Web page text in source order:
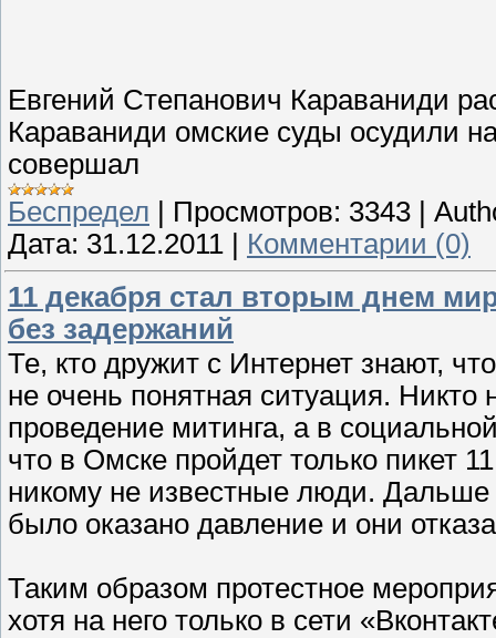
Евгений Степанович Караваниди
Караваниди омские суды осудили
совершал
Беспредел
Просмотров: 3343
Дата: 31.12.2011
Комментарии (0)
11 декабря стал вторым днем
без задержаний
Те, кто дружит с Интернет знают,
не очень понятная ситуация. Никто
проведение митинга, а в
что в Омске пройдет только пикет
никому не известные люди.
было оказано давление и они
Таким образом протестное
хотя на него только в сети